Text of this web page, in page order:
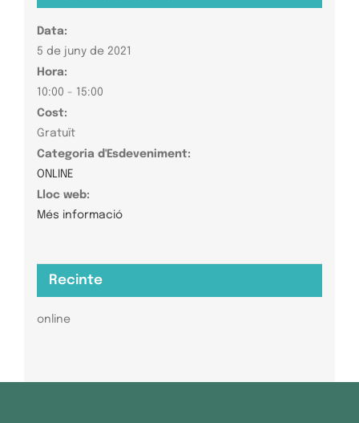
Data:
5 de juny de 2021
Hora:
10:00 - 15:00
Cost:
Gratuït
Categoria d'Esdeveniment:
ONLINE
Lloc web:
Més informació
Recinte
online